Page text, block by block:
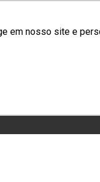
em nosso site e